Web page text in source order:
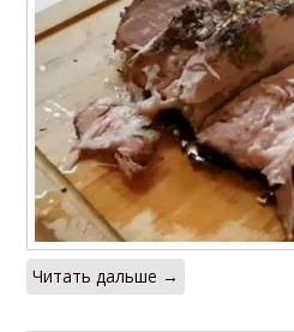
Читать дальше →